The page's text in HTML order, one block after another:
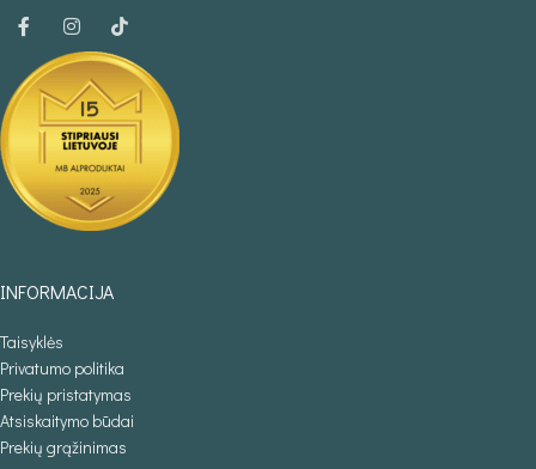
INFORMACIJA
Taisyklės
Privatumo politika
Prekių pristatymas
Atsiskaitymo būdai
Prekių grąžinimas